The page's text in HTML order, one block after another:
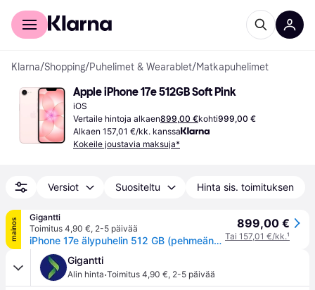
Kuluttajille
Klarna/Shopping/Puhelimet & Wearablet/Matkapuhelimet
Apple iPhone 17e 512GB Soft Pink
iOS
Vertaile hintoja alkaen899,00 €kohti999,00 €
Alkaen 157,01 €/kk. kanssa
Kokeile joustavia maksuja*
Versiot Suositeltu Hinta sis. toimituksen
mainos
Gigantti
Toimitus 4,90 €, 2-5 päivää
iPhone 17e älypuhelin 512 GB (pehmeänpinkki)
899,00 €
Tai 157,01 €/kk.¹
Gigantti
Alin hinta·Toimitus 4,90 €, 2-5 päivää